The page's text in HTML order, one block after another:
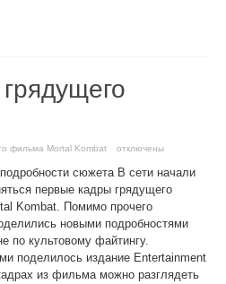
фильма Mortal Kombat отключены
сюжета В сети начали
первые кадры грядущего
Kombat. Помимо прочего
новыми подробностями
по культовому файтингу.
поделилось издание Entertainment
из фильма можно разглядеть